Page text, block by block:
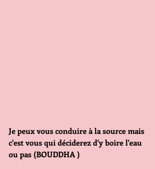
Je peux vous conduire à la source mais
c'est vous qui déciderez d'y boire l'eau
ou pas (BOUDDHA )